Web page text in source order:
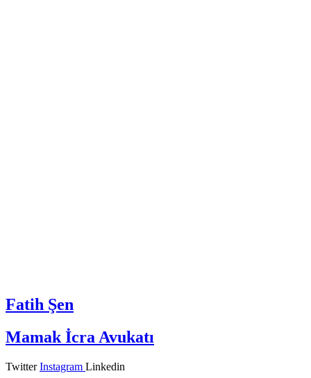
Fatih Şen
Mamak İcra Avukatı
Twitter Instagram Linkedin